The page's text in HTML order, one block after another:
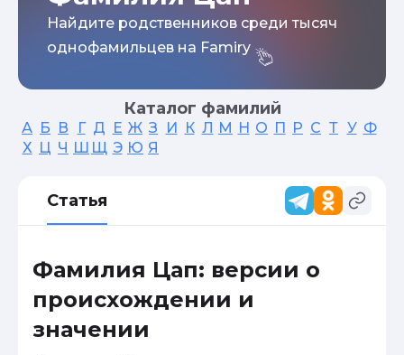
Найдите родственников среди тысяч
однофамильцев на Famiry
Каталог фамилий
А Б В Г Д Е Ж З И К Л М Н О П Р С Т У Ф
Х Ц Ч Ш Щ Э Ю Я
Статья
Фамилия Цап: версии о
происхождении и
значении